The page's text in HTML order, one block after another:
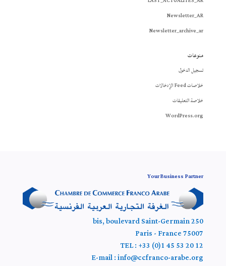
Newsletter_AR
Newsletter_archive_ar
منوعات
تسجيل الدخول
خلاصات Feed الإدخالات
خلاصة التعليقات
WordPress.org
Your Business Partner
250 bis, boulevard Saint-Germain
75007 Paris - France
TEL : +33 (0)1 45 53 20 12
E-mail : info@ccfranco-arabe.org